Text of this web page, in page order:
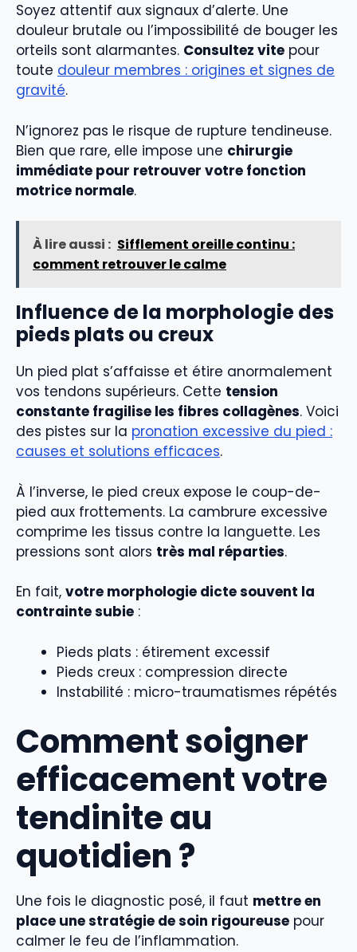
Soyez attentif aux signaux d’alerte. Une
douleur brutale ou l’impossibilité de bouger les
orteils sont alarmantes. Consultez vite pour
toute douleur membres : origines et signes de
gravité.
N’ignorez pas le risque de rupture tendineuse.
Bien que rare, elle impose une chirurgie
immédiate pour retrouver votre fonction
motrice normale.
À lire aussi : Sifflement oreille continu :
comment retrouver le calme
Influence de la morphologie des
pieds plats ou creux
Un pied plat s’affaisse et étire anormalement
vos tendons supérieurs. Cette tension
constante fragilise les fibres collagènes. Voici
des pistes sur la pronation excessive du pied :
causes et solutions efficaces.
À l’inverse, le pied creux expose le coup-de-
pied aux frottements. La cambrure excessive
comprime les tissus contre la languette. Les
pressions sont alors très mal réparties.
En fait, votre morphologie dicte souvent la
contrainte subie :
Pieds plats : étirement excessif
Pieds creux : compression directe
Instabilité : micro-traumatismes répétés
Comment soigner
efficacement votre
tendinite au
quotidien ?
Une fois le diagnostic posé, il faut mettre en
place une stratégie de soin rigoureuse pour
calmer le feu de l’inflammation.